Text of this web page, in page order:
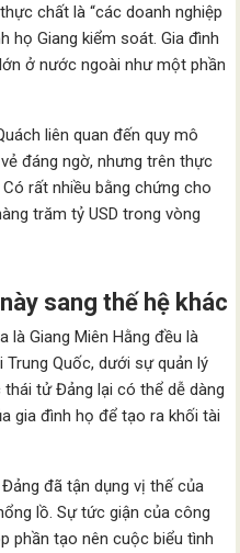
chất là “các doanh nghiệp
họ Giang kiểm soát. Gia đình
ở nước ngoài như một phần
liên quan đến quy mô
đáng ngờ, nhưng trên thực
rất nhiều bằng chứng cho
trăm tỷ USD trong vòng
sang thế hệ khác
là Giang Miên Hằng đều là
Trung Quốc, dưới sự quản lý
tử Đảng lại có thể dễ dàng
gia đình họ để tạo ra khối tài
đã tận dụng vị thế của
lồ. Sự tức giận của công
phần tạo nên cuộc biểu tình